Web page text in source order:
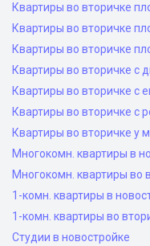
Квартиры во вторичке
Квартиры во вторичке
Квартиры во вторичке
Квартиры во вторичке с
Квартиры во вторичке с
Квартиры во вторичке с
Квартиры во вторичке у
Многокомн. квартиры в
Многокомн. квартиры во
1-комн. квартиры в
1-комн. квартиры во
Студии в новостройке